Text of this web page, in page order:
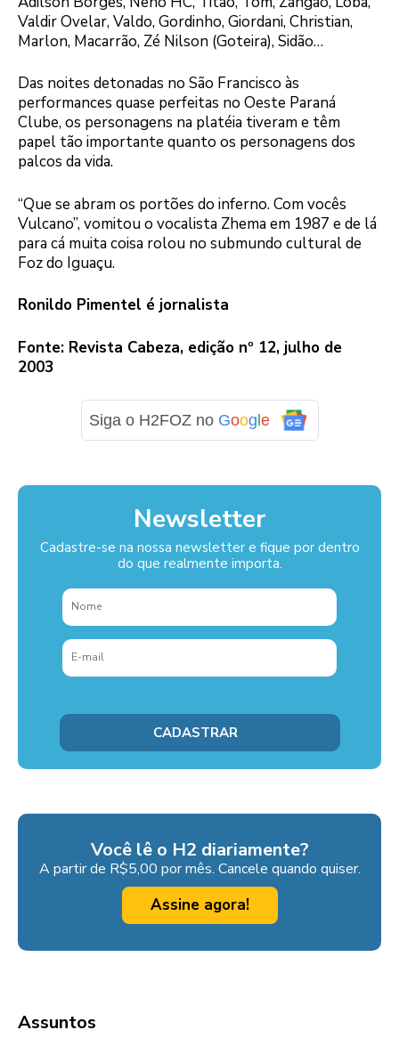
Valdir Ovelar, Valdo, Gordinho, Giordani, Christian,
Marlon, Macarrão, Zé Nilson (Goteira), Sidão…
Das noites detonadas no São Francisco às
performances quase perfeitas no Oeste Paraná
Clube, os personagens na platéia tiveram e têm
papel tão importante quanto os personagens dos
palcos da vida.
“Que se abram os portões do inferno. Com vocês
Vulcano”, vomitou o vocalista Zhema em 1987 e de lá
para cá muita coisa rolou no submundo cultural de
Foz do Iguaçu.
Ronildo Pimentel é jornalista
Fonte: Revista Cabeza, edição nº 12, julho de
2003
Siga o H2FOZ no Goog e
Newsletter
Cadastre-se na nossa newsletter e fique por dentro
do que realmente importa.
Você lê o H2 diariamente?
A partir de R$5,00 por mês. Cancele quando quiser.
Assine agora!
Assuntos